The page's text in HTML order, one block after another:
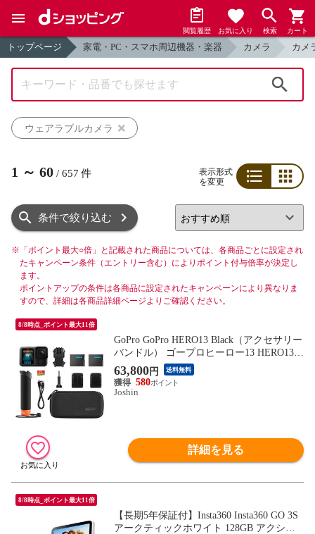
閲覧履歴 お気に入り 検索 カート
トップページ 家電・PC・スマホ周辺機器・楽器 カメラ カメ
ウェアラブルカメラ
1 ～ 60 / 657 件
表示形式
を変更
条件で絞り込む
※ 「ポイント最大○倍」と記載された商品については、各商品ごとに設定され
たキャンペーン条件（エントリー含む）によりポイント付与倍率が決定し
ます。
ポイントアップの条件は各商品に設定されたキャンペーンにより異なりま
すので、詳細は各商品詳細ページよりご確認ください。
8/8時点_ポイント最大11倍
GoPro GoPro HERO13 Black（アクセサリー
バンドル） ゴープロヒーロー13 HERO13Bl
ack-AccessoryBundle CHDRB-131-FW 【返品
種別A】
63,800円 送料無料
580
Joshin
詳細を見る
8/8時点_ポイント最大11倍
【長期5年保証付】Insta360 Insta360 GO 3S
アークティックホワイト 128GB アクショ